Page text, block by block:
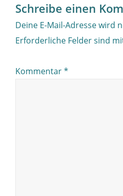
Schreibe einen
Deine E-Mail-Adresse wird
Erforderliche Felder sind
Kommentar*